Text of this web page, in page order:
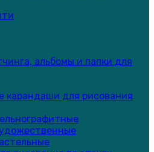
альбомы и папки для
карандаши для рисования